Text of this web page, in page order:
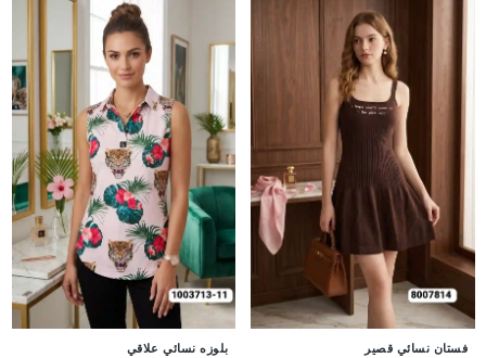
فستان نسائي قصير بلوزه نسائي علاقي